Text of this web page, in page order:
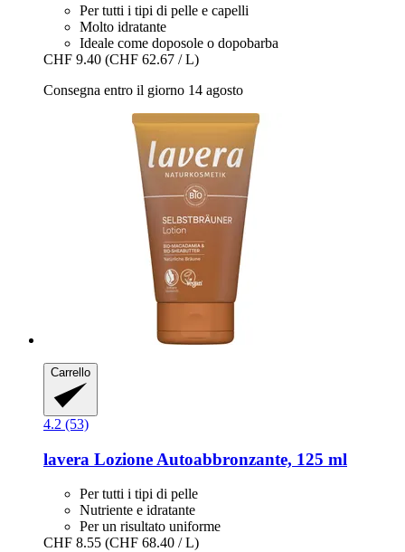
Per tutti i tipi di pelle e capelli
Molto idratante
Ideale come doposole o dopobarba
CHF 9.40 (CHF 62.67 / L)
Consegna entro il giorno 14 agosto
Carrello
4.2 (53)
lavera Lozione Autoabbronzante, 125 ml
Per tutti i tipi di pelle
Nutriente e idratante
Per un risultato uniforme
CHF 8.55 (CHF 68.40 / L)